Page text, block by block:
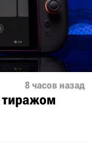
8 часов назад
тиражом